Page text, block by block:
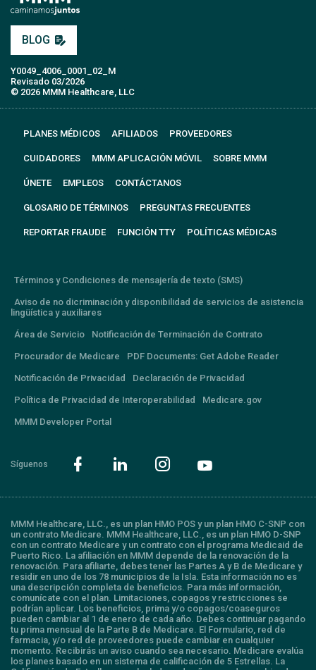
BLOG
Y0049_4006_0001_02_M
Revisado 03/2026
© 2026 MMM Healthcare, LLC
PLANES MÉDICOS AFILIADOS PROVEEDORES
CUIDADORES MMM APLICACIÓN MÓVIL SOBRE MMM
ÚNETE EMPLEOS CONTÁCTANOS
GLOSARIO DE TÉRMINOS PREGUNTAS FRECUENTES
REPORTAR FRAUDE FUNCIÓN TTY POLÍTICAS MÉDICAS
Términos y Condiciones de mensajería de texto (SMS)
Aviso de no dicriminación y disponibilidad de servicios de asistencia
lingüística y auxiliares
Área de Servicio Notificación de Terminación de Contrato
Procurador de Medicare PDF Documents: Get Adobe Reader
Notificación de Privacidad Declaración de Privacidad
Política de Privacidad de Interoperabilidad Medicare.gov
MMM Developer Portal
Síguenos
MMM Healthcare, LLC., es un plan HMO POS y un plan HMO C-SNP con
un contrato Medicare. MMM Healthcare, LLC., es un plan HMO D-SNP
con un contrato Medicare y un contrato con el programa Medicaid de
Puerto Rico. La afiliación en MMM depende de la renovación de la
renovación. Para afiliarte, debes tener las Partes A y B de Medicare y
residir en uno de los 78 municipios de la Isla. Esta información no es
una descripción completa de beneficios. Para más información,
comunícate con el plan. Limitaciones, copagos y restricciones se
podrían aplicar. Los beneficios, prima y/o copagos/coaseguros
pueden cambiar al 1 de enero de cada año. Debes continuar pagando
tu prima mensual de la Parte B de Medicare. El Formulario, red de
farmacia, y/o red de proveedores puede cambiar en cualquier
momento. Recibirás un aviso cuando sea necesario. Medicare evalúa
los planes basado en un sistema de calificación de 5 Estrellas. La